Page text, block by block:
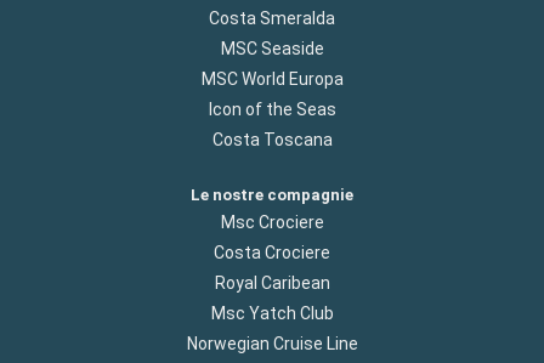
Costa Smeralda
MSC Seaside
MSC World Europa
Icon of the Seas
Costa Toscana
Le nostre compagnie
Msc Crociere
Costa Crociere
Royal Caribean
Msc Yatch Club
Norwegian Cruise Line